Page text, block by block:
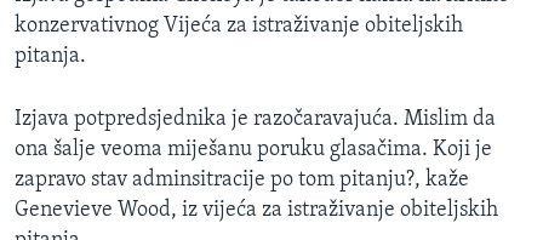
konzervativnog Vijeća za istraživanje obiteljskih
pitanja.
Izjava potpredsjednika je razočaravajuća. Mislim da
ona šalje veoma miješanu poruku glasačima. Koji je
zapravo stav adminsitracije po tom pitanju?, kaže
Genevieve Wood, iz vijeća za istraživanje obiteljskih